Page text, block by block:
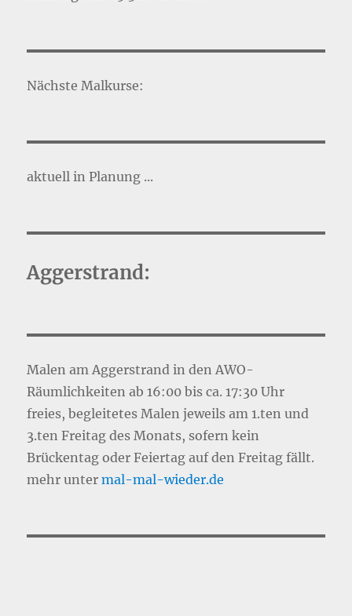
Nächste Malkurse:
aktuell in Planung ...
Aggerstrand:
Malen am Aggerstrand in den AWO-
Räumlichkeiten ab 16:00 bis ca. 17:30 Uhr
freies, begleitetes Malen jeweils am 1.ten und
3.ten Freitag des Monats, sofern kein
Brückentag oder Feiertag auf den Freitag fällt.
mehr untermal-mal-wieder.de